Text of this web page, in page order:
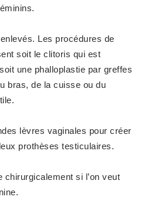
Les procédures de
soit le clitoris qui est
une phalloplastie par greffes
bras, de la cuisse ou du
lèvres vaginales pour créer
prothèses testiculaires.
chirurgicalement si l’on veut